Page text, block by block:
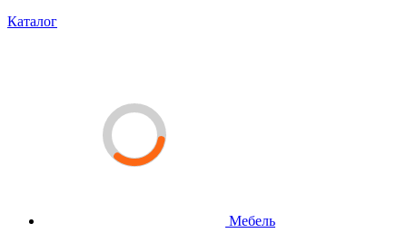
Каталог
Мебель